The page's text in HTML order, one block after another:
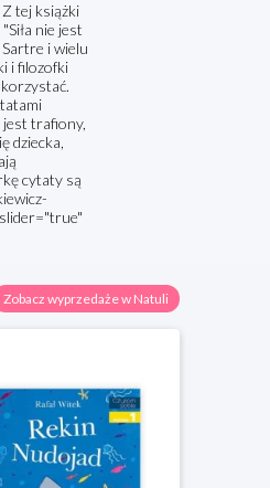
tej książki
nie jest
i wielu
i filozofki
jest trafiony,
dziecka,
cytaty są
Zobacz wyprzedaże w Natuli